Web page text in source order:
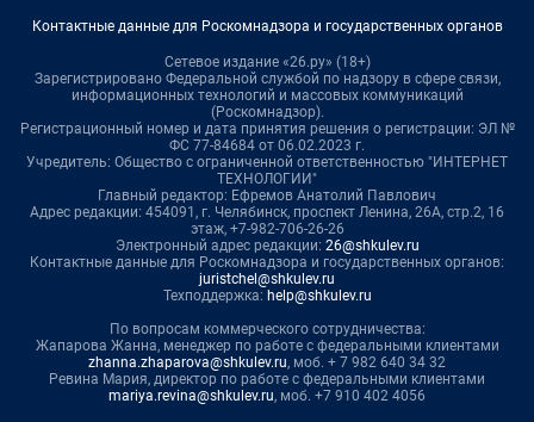
Контактные данные для Роскомнадзора и государственных органов
Сетевое издание «26.ру» (18+)
Зарегистрировано Федеральной службой по надзору в сфере связи,
информационных технологий и массовых коммуникаций
(Роскомнадзор).
Регистрационный номер и дата принятия решения о регистрации: ЭЛ №
ФС 77-84684 от 06.02.2023 г.
Учредитель: Общество с ограниченной ответственностью "ИНТЕРНЕТ
ТЕХНОЛОГИИ"
Главный редактор: Ефремов Анатолий Павлович
Адрес редакции: 454091, г. Челябинск, проспект Ленина, 26А, стр.2, 16
этаж, +7-982-706-26-26
Электронный адрес редакции: 26@shkulev.ru
Контактные данные для Роскомнадзора и государственных органов:
juristchel@shkulev.ru
Техподдержка: help@shkulev.ru
По вопросам коммерческого сотрудничества:
Жапарова Жанна, менеджер по работе с федеральными клиентами
zhanna.zhaparova@shkulev.ru, моб. + 7 982 640 34 32
Ревина Мария, директор по работе с федеральными клиентами
mariya.revina@shkulev.ru, моб. +7 910 402 4056